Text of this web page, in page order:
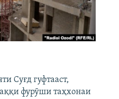
Суғд гуфтааст,
фурӯши таҳхонаи